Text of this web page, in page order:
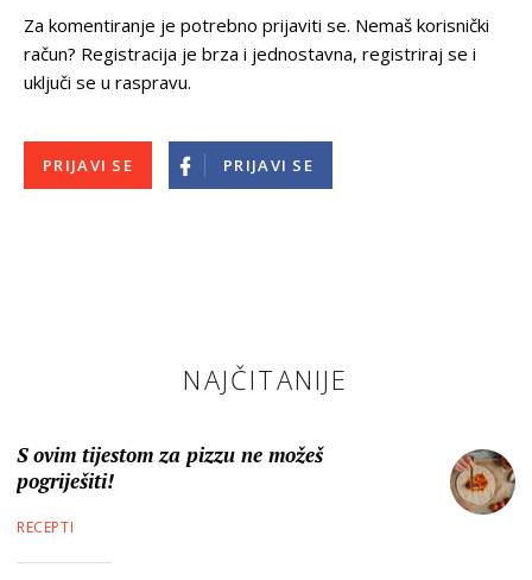
Za komentiranje je potrebno prijaviti se. Nemaš korisnički
račun? Registracija je brza i jednostavna, registriraj se i
uključi se u raspravu.
PRIJAVI SE PRIJAVI SE
NAJČITANIJE
S ovim tijestom za pizzu ne možeš
pogriješiti!
RECEPTI